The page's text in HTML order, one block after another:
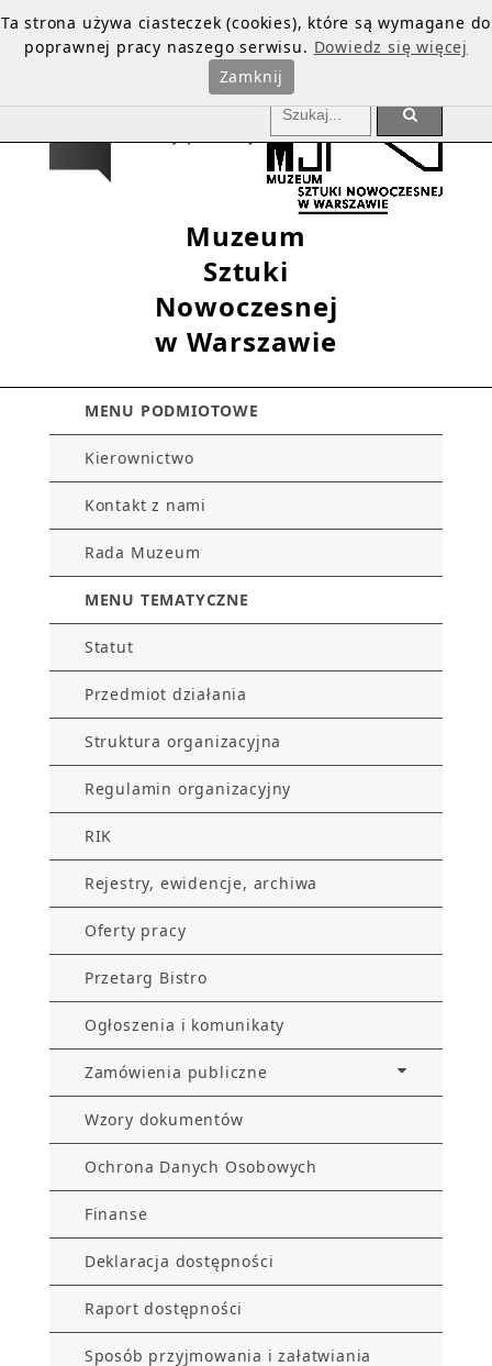
Muzeum
Sztuki
Nowoczesnej
w Warszawie
MENU PODMIOTOWE
Kierownictwo
Kontakt z nami
Rada Muzeum
MENU TEMATYCZNE
Statut
Przedmiot działania
Struktura organizacyjna
Regulamin organizacyjny
RIK
Rejestry, ewidencje, archiwa
Oferty pracy
Przetarg Bistro
Ogłoszenia i komunikaty
Zamówienia publiczne
Wzory dokumentów
Ochrona Danych Osobowych
Finanse
Deklaracja dostępności
Raport dostępności
Sposób przyjmowania i załatwiania
Ta strona używa ciasteczek (cookies), które są wymagane do
poprawnej pracy naszego serwisu. Dowiedz się więcej
Zamknij